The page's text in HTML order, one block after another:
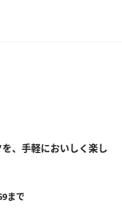
、手軽においしく楽し
まで